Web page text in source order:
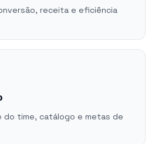
receita e eficiência
do time, catálogo e metas de